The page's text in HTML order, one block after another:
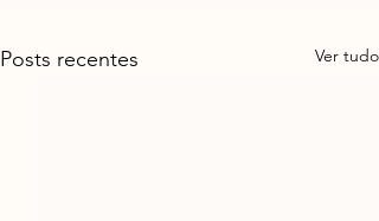
Posts recentes Ver tudo